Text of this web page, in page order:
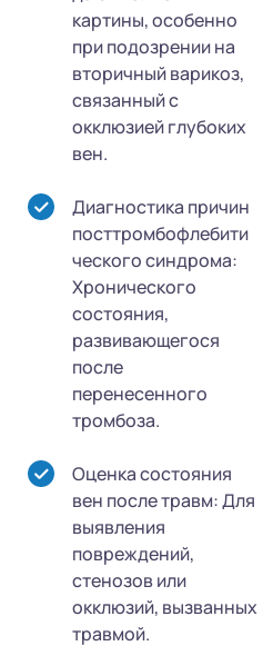
картины, особенно
при подозрении на
вторичный варикоз,
связанный с
окклюзией глубоких
вен.
Диагностика причин
посттромбофлебити
ческого синдрома:
Хронического
состояния,
развивающегося
после
перенесенного
тромбоза.
Оценка состояния
вен после травм: Для
выявления
повреждений,
стенозов или
окклюзий, вызванных
травмой.